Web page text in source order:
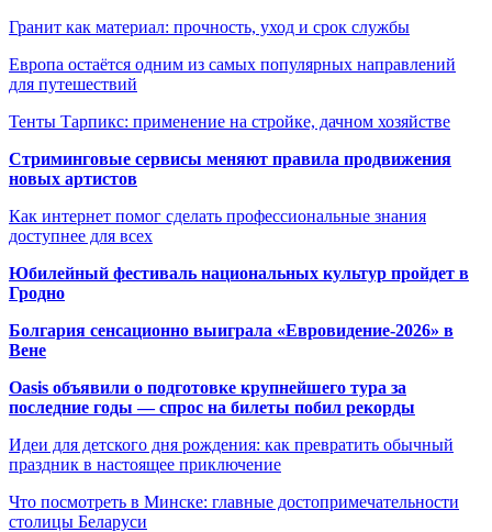
Гранит как материал: прочность, уход и срок службы
Европа остаётся одним из самых популярных направлений
для путешествий
Тенты Тарпикс: применение на стройке, дачном хозяйстве
Стриминговые сервисы меняют правила продвижения
новых артистов
Как интернет помог сделать профессиональные знания
доступнее для всех
Юбилейный фестиваль национальных культур пройдет в
Гродно
Болгария сенсационно выиграла «Евровидение-2026» в
Вене
Oasis объявили о подготовке крупнейшего тура за
последние годы — спрос на билеты побил рекорды
Идеи для детского дня рождения: как превратить обычный
праздник в настоящее приключение
Что посмотреть в Минске: главные достопримечательности
столицы Беларуси